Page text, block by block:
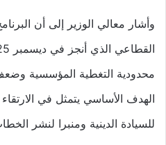
وأشار معالي الوزير إلى أن
محدودية التغطية المؤسسية
الهدف الأساسي يتمثل في
للسيادة الدينية ومنبرا لنشر